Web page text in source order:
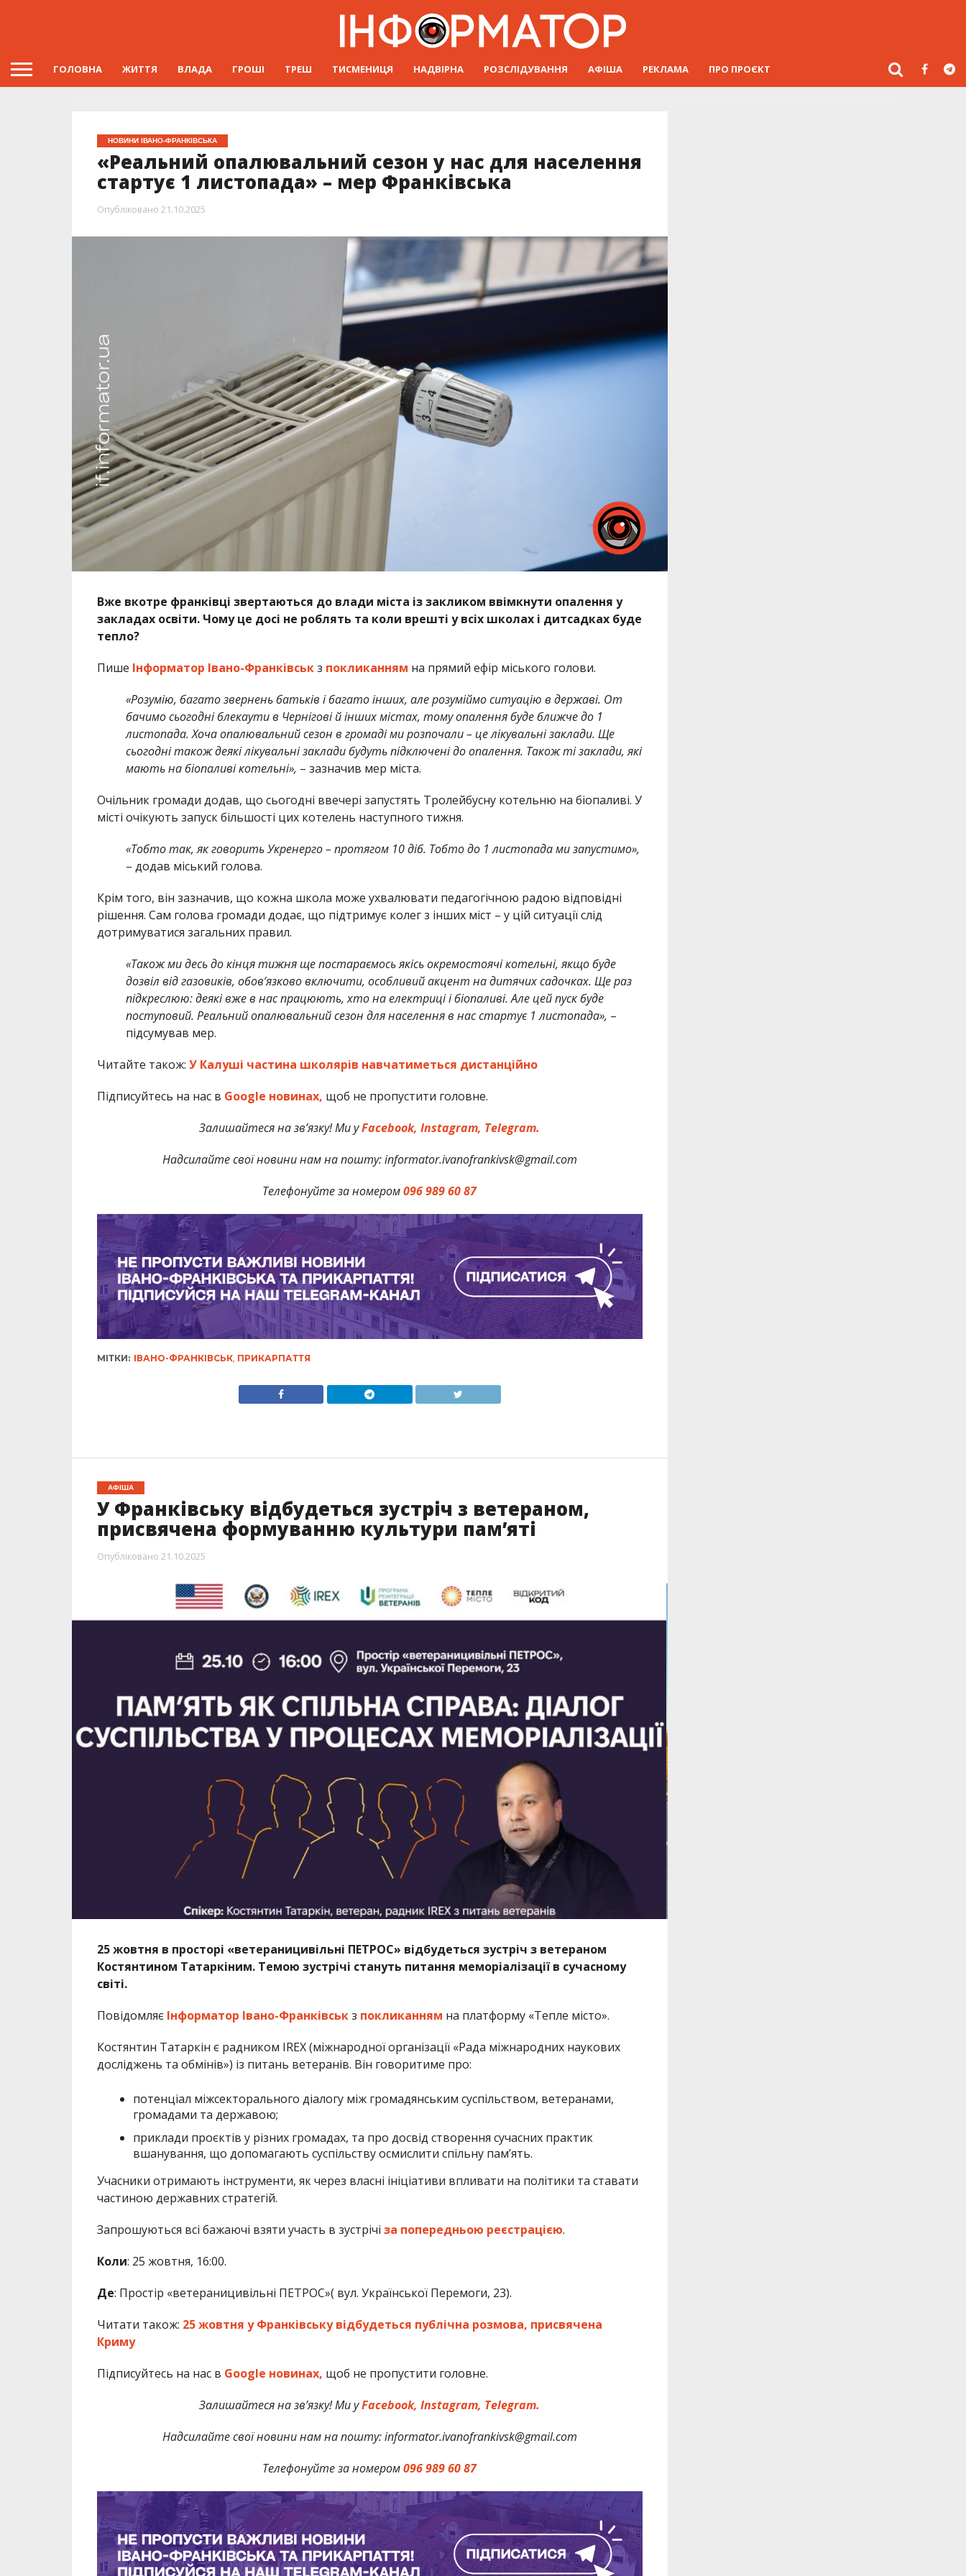
ГОЛОВНА ЖИТТЯ ВЛАДА ГРОШІ ТРЕШ ТИСМЕНИЦЯ НАДВІРНА РОЗСЛІДУВАННЯ АФІША РЕКЛАМА ПРО ПРОЄКТ
НОВИНИ ІВАНО-ФРАНКІВСЬКА
«Реальний опалювальний сезон у нас для населення
стартує 1 листопада» – мер Франківська
Опубліковано 21.10.2025
Вже вкотре франківці звертаються до влади міста із закликом ввімкнути опалення у
закладах освіти. Чому це досі не роблять та коли врешті у всіх школах і дитсадках буде
тепло?
Пише Інформатор Івано-Франківськз покликанням на прямий ефір міського голови.
«Розумію, багато звернень батьків і багато інших, але розуміймо ситуацію в державі. От
бачимо сьогодні блекаути в Чернігові й інших містах, тому опалення буде ближче до 1
листопада. Хоча опалювальний сезон в громаді ми розпочали – це лікувальні заклади. Ще
сьогодні також деякі лікувальні заклади будуть підключені до опалення. Також ті заклади, які
мають на біопаливі котельні», – зазначив мер міста.
Очільник громади додав, що сьогодні ввечері запустять Тролейбусну котельню на біопаливі. У
місті очікують запуск більшості цих котелень наступного тижня.
«Тобто так, як говорить Укренерго – протягом 10 діб. Тобто до 1 листопада ми запустимо»,
– додав міський голова.
Крім того, він зазначив, що кожна школа може ухвалювати педагогічною радою відповідні
рішення. Сам голова громади додає, що підтримує колег з інших міст – у цій ситуації слід
дотримуватися загальних правил.
«Також ми десь до кінця тижня ще постараємось якісь окремостоячі котельні, якщо буде
дозвіл від газовиків, обов’язково включити, особливий акцент на дитячих садочках. Ще раз
підкреслюю: деякі вже в нас працюють, хто на електриці і біопаливі. Але цей пуск буде
поступовий. Реальний опалювальний сезон для населення в нас стартує 1 листопада», –
підсумував мер.
Читайте також: У Калуші частина школярів навчатиметься дистанційно
Підписуйтесь на нас в Google новинах, щоб не пропустити головне.
Залишайтеся на зв’язку! Ми уFacebook, Instagram, Telegram.
Надсилайте свої новини нам на пошту: informator.ivanofrankivsk@gmail.com
Телефонуйте за номером096 989 60 87
МІТКИ: ІВАНО-ФРАНКІВСЬК, ПРИКАРПАТТЯ
АФІША
У Франківську відбудеться зустріч з ветераном,
присвячена формуванню культури пам’яті
Опубліковано 21.10.2025
25 жовтня в просторі «ветераницивільні ПЕТРОС» відбудеться зустріч з ветераном
Костянтином Татаркіним. Темою зустрічі стануть питання меморіалізації в сучасному
світі.
Повідомляє Інформатор Івано-Франківськз покликанням на платформу «Тепле місто».
Костянтин Татаркін є радником IREX (міжнародної організації «Рада міжнародних наукових
досліджень та обмінів») із питань ветеранів. Він говоритиме про:
потенціал міжсекторального діалогу між громадянським суспільством, ветеранами,
громадами та державою;
приклади проєктів у різних громадах, та про досвід створення сучасних практик
вшанування, що допомагають суспільству осмислити спільну пам’ять.
Учасники отримають інструменти, як через власні ініціативи впливати на політики та ставати
частиною державних стратегій.
Запрошуються всі бажаючі взяти участь в зустрічі за попередньою реєстрацією.
Коли: 25 жовтня, 16:00.
Де: Простір «ветераницивільні ПЕТРОС»( вул. Української Перемоги, 23).
Читати також: 25 жовтня у Франківську відбудеться публічна розмова, присвячена
Криму
Підписуйтесь на нас в Google новинах, щоб не пропустити головне.
Залишайтеся на зв’язку! Ми уFacebook, Instagram, Telegram.
Надсилайте свої новини нам на пошту: informator.ivanofrankivsk@gmail.com
Телефонуйте за номером096 989 60 87